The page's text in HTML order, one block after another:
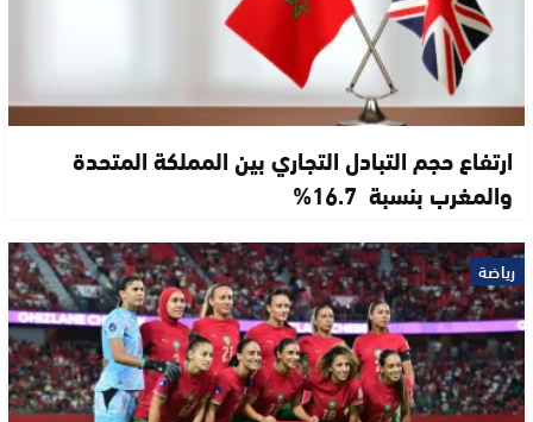
ارتفاع حجم التبادل التجاري بين المملكة المتحدة
والمغرب بنسبة 16.7%
رياضة